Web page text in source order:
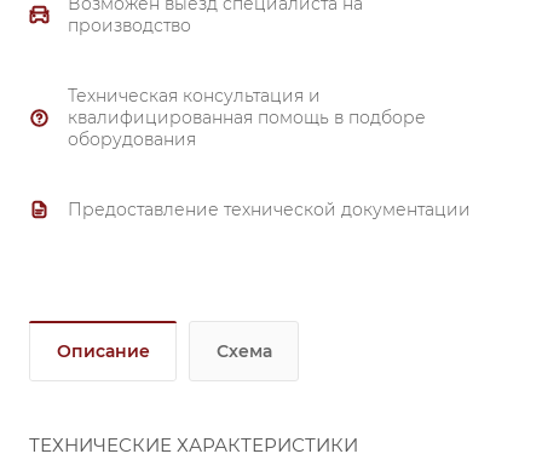
Защита корпуса: IP 20
производство
Техническая консультация и
квалифицированная помощь в подборе
оборудования
Предоставление технической документации
Описание Схема
ТЕХНИЧЕСКИЕ ХАРАКТЕРИСТИКИ